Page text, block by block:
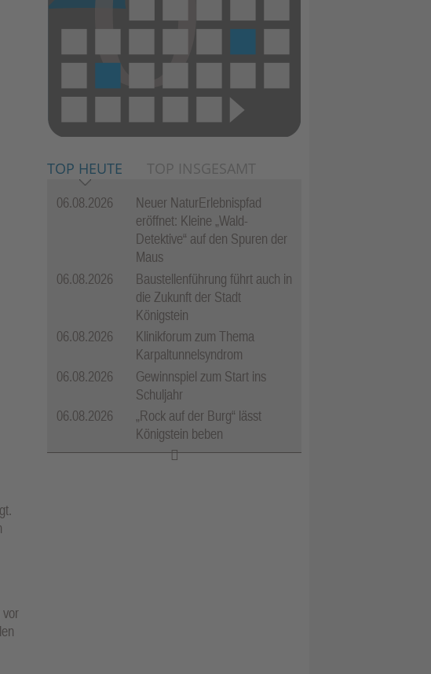
vor
TOP HEUTE TOP INSGESAMT
06.08.2026
Neuer NaturErlebnispfad
eröffnet: Kleine „Wald-
Detektive“ auf den Spuren der
Maus
06.08.2026
Baustellenführung führt auch in
die Zukunft der Stadt
Königstein
06.08.2026
Klinikforum zum Thema
Karpaltunnelsyndrom
06.08.2026
Gewinnspiel zum Start ins
Schuljahr
06.08.2026
„Rock auf der Burg“ lässt
Königstein beben